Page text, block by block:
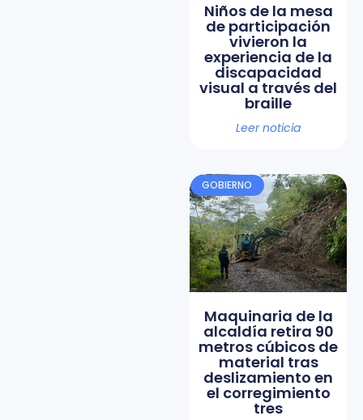
Niños de la mesa
de participación
vivieron la
experiencia de la
discapacidad
visual a través del
braille
Leer noticia
GOBIERNO
Maquinaria de la
alcaldía retira 90
metros cúbicos de
material tras
deslizamiento en
el corregimiento
tres